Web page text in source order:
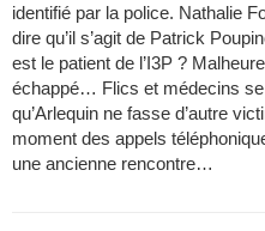
identifié par la police. Nathalie
dire qu’il s’agit de Patrick
est le patient de l’I3P ?
échappé… Flics et médecins
qu’Arlequin ne fasse d’autre
moment des appels
une ancienne rencontre…